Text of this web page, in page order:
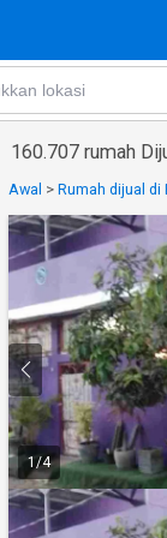
160.707 rumah
Awal > Rumah dijual di
1/4